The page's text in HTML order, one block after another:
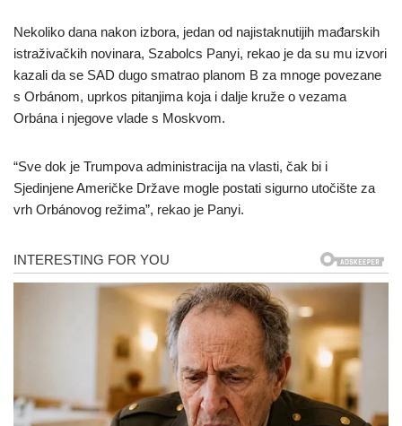
Nekoliko dana nakon izbora, jedan od najistaknutijih mađarskih
istraživačkih novinara, Szabolcs Panyi, rekao je da su mu izvori
kazali da se SAD dugo smatrao planom B za mnoge povezane
s Orbánom, uprkos pitanjima koja i dalje kruže o vezama
Orbána i njegove vlade s Moskvom.
“Sve dok je Trumpova administracija na vlasti, čak bi i
Sjedinjene Američke Države mogle postati sigurno utočište za
vrh Orbánovog režima”, rekao je Panyi.